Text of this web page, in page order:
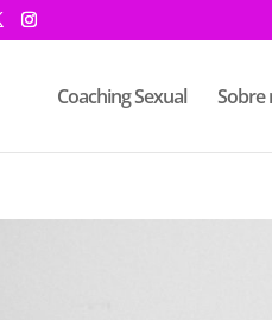
Coaching Sexual Sobre